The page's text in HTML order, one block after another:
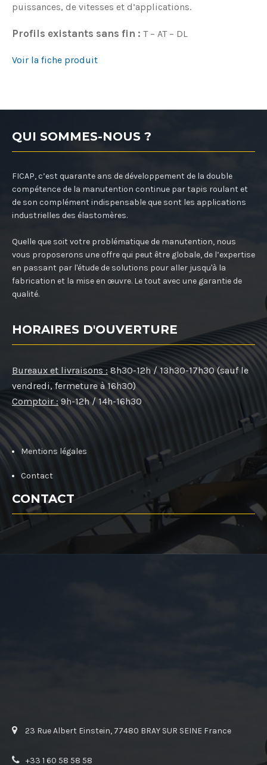
puissances, de vitesses et d’applications.
Profils existants sans fin : T – AT – DL
Voir la fiche produit
QUI SOMMES-NOUS ?
FICAP, c’est quarante ans de développement de la double
compétence de la manutention continue par tapis roulant et
de son complément indispensable que sont les applications
industrielles des élastomères.
Quelle que soit votre problématique de manutention, nous
vous proposerons une offre qui peut être globale, de l’expertise
en passant par l'étude de solutions pour aller jusqu'à la
fabrication et la mise en œuvre. Le tout avec une garantie de
qualité.
HORAIRES D'OUVERTURE
Bureaux et livraisons : 8h30-12h / 13h30-17h30 (sauf le
vendredi, fermeture à 16h30)
Comptoir : 9h-12h / 14h-16h30
Mentions légales
Contact
CONTACT
23 Rue Albert Einstein, 77480 BRAY SUR SEINE France
+33 1 60 58 58 58